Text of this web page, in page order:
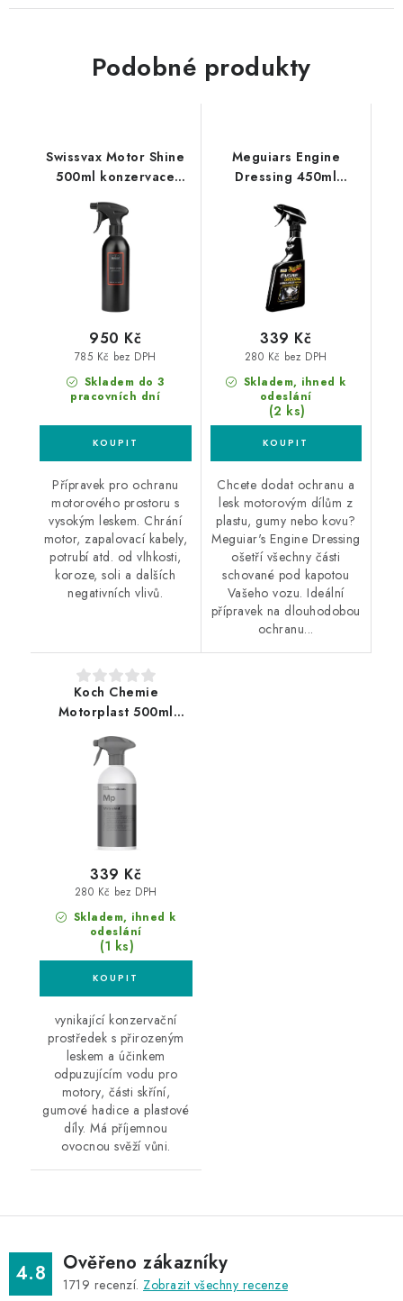
Podobné produkty
Swissvax Motor Shine
500ml konzervace
Skladem do 3
pracovních dní
785 Kč bez DPH
950 Kč
Přípravek pro ochranu
motorového prostoru s
vysokým leskem. Chrání
motor, zapalovací kabely,
potrubí atd. od vlhkosti,
koroze, soli a dalších
negativních vlivů.
Meguiars Engine
Dressing 450ml
Skladem, ihned k
odeslání
(2 ks)
280 Kč bez DPH
339 Kč
Chcete dodat ochranu a
lesk motorovým dílům z
plastu, gumy nebo kovu?
Meguiar's Engine Dressing
ošetří všechny části
schované pod kapotou
Vašeho vozu. Ideální
přípravek na dlouhodobou
ochranu...
Koch Chemie
Motorplast 500ml
Skladem, ihned k
odeslání
(1 ks)
280 Kč bez DPH
339 Kč
vynikající konzervační
prostředek s přirozeným
leskem a účinkem
odpuzujícím vodu pro
motory, části skříní,
gumové hadice a plastové
díly. Má příjemnou
ovocnou svěží vůni.
4.8 Ověřeno zákazníky
1719 recenzí. Zobrazit všechny recenze